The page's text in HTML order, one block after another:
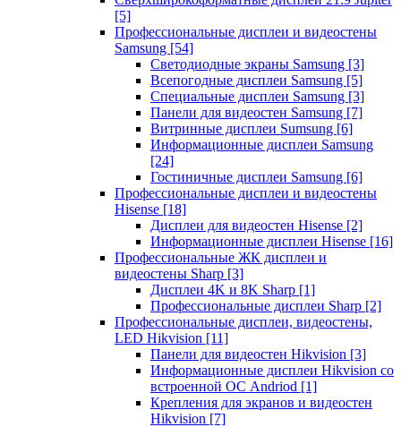
[5]
Профессиональные дисплеи и видеостены
Samsung [54]
Светодиодные экраны Samsung [3]
Всепогодные дисплеи Samsung [5]
Специальные дисплеи Samsung [3]
Панели для видеостен Samsung [7]
Витринные дисплеи Sumsung [6]
Информационные дисплеи Samsung
[24]
Гостиничные дисплеи Samsung [6]
Профессиональные дисплеи и видеостены
Hisense [18]
Дисплеи для видеостен Hisense [2]
Информационные дисплеи Hisense [16]
Профессиональные ЖК дисплеи и
видеостены Sharp [3]
Дисплеи 4K и 8K Sharp [1]
Профессиональные дисплеи Sharp [2]
Профессиональные дисплеи, видеостены,
LED Hikvision [11]
Панели для видеостен Hikvision [3]
Информационные дисплеи Hikvision со
встроенной ОС Andriod [1]
Крепления для экранов и видеостен
Hikvision [7]